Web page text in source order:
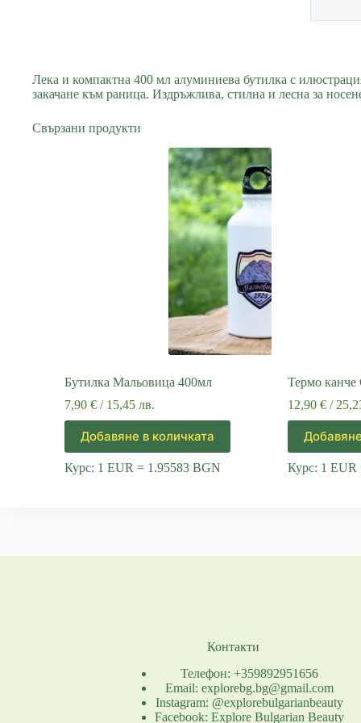
Лека и компактна 400 мл алуминиева бутилка с
закачане към раница. Издръжлива, стилна и лесна за
Свързани продукти
Бутилка Мальовица 400мл
7,90 € / 15,45 лв.
Добавяне в количката
Курс: 1 EUR = 1.95583 BGN
Термо
12,90€ /
Курс: 1 EUR
Контакти
Телефон: +359892951656
Email: explorebg.bg@gmail.com
Instagram: @explorebulgarianbeauty
Facebook: Explore Bulgarian Beauty